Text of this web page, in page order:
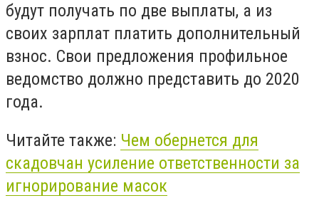
будут получать по две выплаты, а из
своих зарплат платить дополнительный
взнос. Свои предложения профильное
ведомство должно представить до 2020
года.
Читайте также: Чем обернется для
скадовчан усиление ответственности за
игнорирование масок